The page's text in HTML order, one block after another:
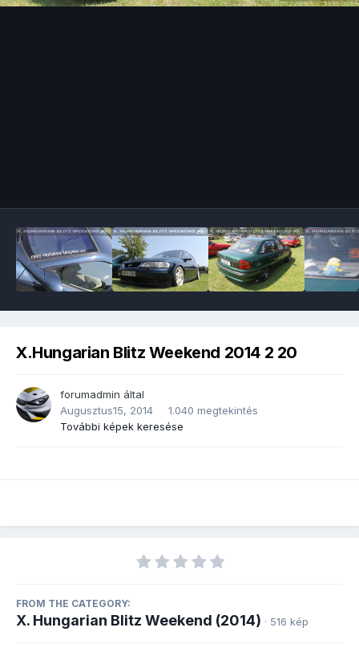
X.Hungarian Blitz Weekend 2014 2 20
forumadmin által
Augusztus15, 2014
1.040 megtekintés
További képek keresése
FROM THE CATEGORY:
X. Hungarian Blitz Weekend (2014) · 516 kép